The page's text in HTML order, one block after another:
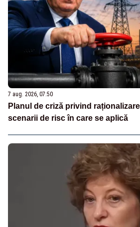
7 aug. 2026, 07:50
Planul de criză privind
scenarii de risc în care se aplică